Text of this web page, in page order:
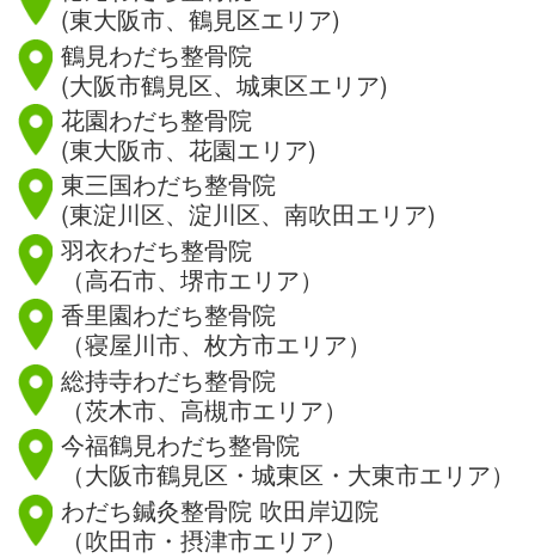
(東大阪市、鶴見区エリア)
鶴見わだち整骨院
(大阪市鶴見区、城東区エリア)
花園わだち整骨院
(東大阪市、花園エリア)
東三国わだち整骨院
(東淀川区、淀川区、南吹田エリア)
羽衣わだち整骨院
（高石市、堺市エリア）
香里園わだち整骨院
（寝屋川市、枚方市エリア）
総持寺わだち整骨院
（茨木市、高槻市エリア）
今福鶴見わだち整骨院
（大阪市鶴見区・城東区・大東市エリア）
わだち鍼灸整骨院 吹田岸辺院
（吹田市・摂津市エリア）